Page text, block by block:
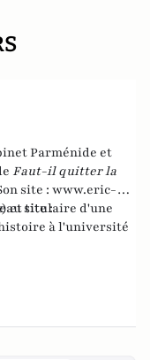
Parménide et
Faut-il quitter la
site : www.eric-
site :
et titulaire d'une
à l'université